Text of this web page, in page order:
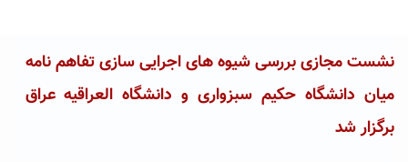
نشست مجازی بررسی شیوه های اجرایی سازی تفاهم نامه
میان دانشگاه حکیم سبزواری و دانشگاه العراقیه عراق
برگزار شد